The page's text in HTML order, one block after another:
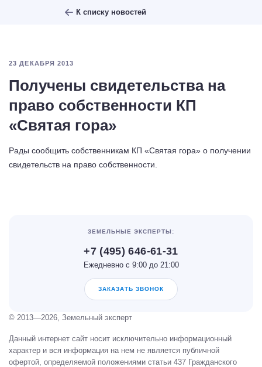
К списку новостей
23 ДЕКАБРЯ 2013
Получены свидетельства на
право собственности КП
«Святая гора»
Рады сообщить собственникам КП «Святая гора» о получении
свидетельств на право собственности.
© 2013—2026, Земельный эксперт
Данный интернет сайт носит исключительно информационный
характер и вся информация на нем не является публичной
офертой, определяемой положениями статьи 437 Гражданского
ЗЕМЕЛЬНЫЕ ЭКСПЕРТЫ:
+7 (495) 646-61-31
Ежедневно с 9:00 до 21:00
ЗАКАЗАТЬ ЗВОНОК